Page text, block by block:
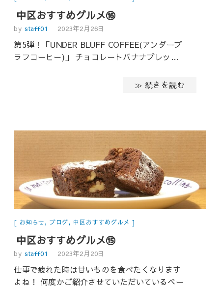
中区おすすめグルメ⑯
by staff01 2023年2月26日
第5弾！「UNDER BLUFF COFFEE(アンダーブ
ラフコーヒー)」 チョコレートバナナブレッ…
≫ 続きを読む
お知らせ, ブログ, 中区おすすめグルメ
中区おすすめグルメ⑮
by staff01 2023年2月20日
仕事で疲れた時は甘いものを食べたくなります
よね！ 何度かご紹介させていただいているベー